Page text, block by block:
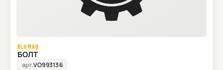
BLUMAQ
БОЛТ
арт.VO993136